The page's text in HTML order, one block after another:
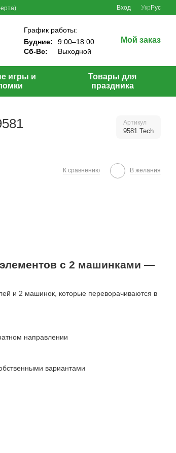
Вход Укр Рус
График работы:
Будние:
9:00–18:00
Сб-Вс:
Выходной
Мой заказ
игры и
Товары для
праздника
Артикул
9581 Tech
К сравнению В желания
элементов с 2 машинками —
и 2 машинок, которые переворачиваются в
направлении
вариантами